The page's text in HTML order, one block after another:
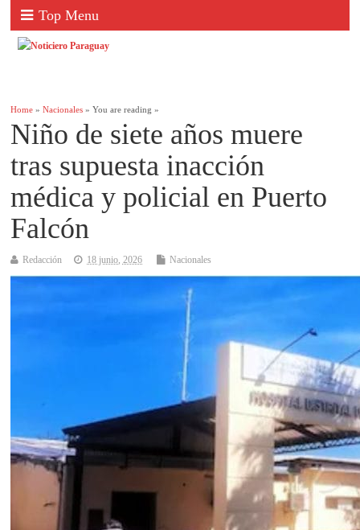
Top Menu
Home »Nacionales » You are reading »
Niño de siete años muere
tras supuesta inacción
médica y policial en Puerto
Falcón
Redacción 18 junio, 2026 Nacionales